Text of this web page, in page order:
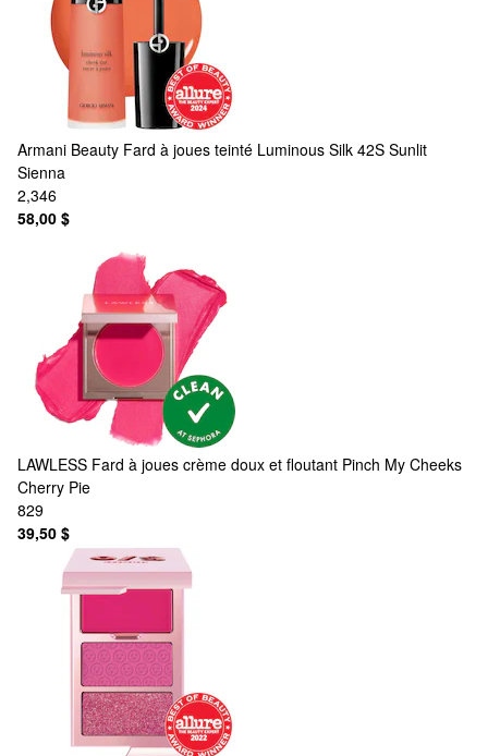
Armani Beauty Fard à joues teinté Luminous Silk 42S Sunlit
Sienna
2,346
58,00 $
LAWLESS Fard à joues crème doux et floutant Pinch My Cheeks
Cherry Pie
829
39,50 $